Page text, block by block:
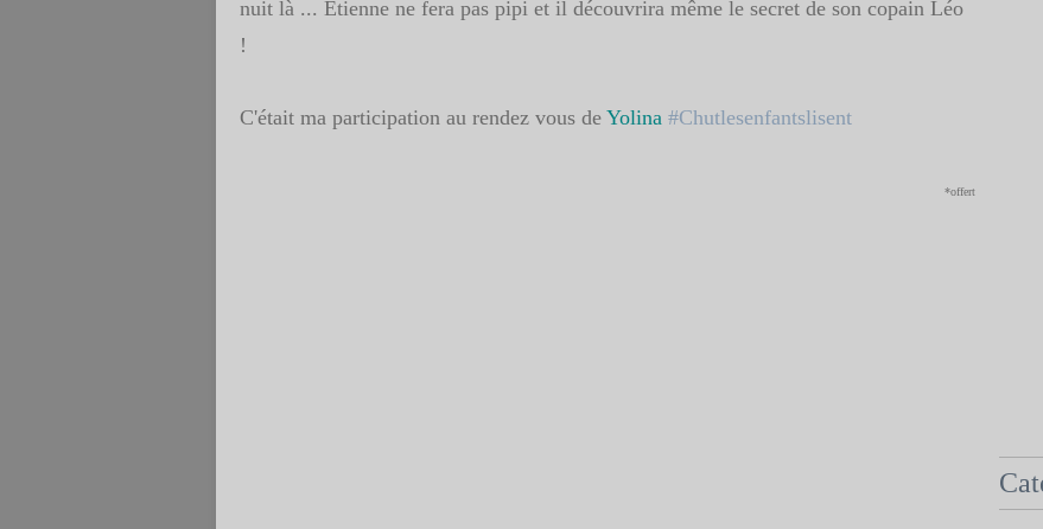
nuit là ... Etienne ne fera pas pipi et il découvrira même le secret de son copain Léo
!
C'était ma participation au rendez vous de Yolina #Chutlesenfantslisent
*offert